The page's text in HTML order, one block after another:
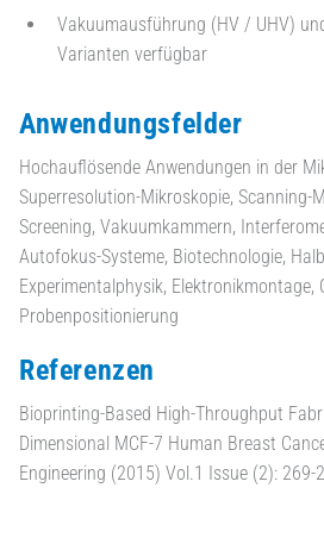
Vakuumausführung (HV / UHV)
Varianten verfügbar
Anwendungsfelder
Hochauflösende Anwendungen in der
Superresolution-Mikroskopie, Scanning-
Screening, Vakuumkammern,
Autofokus-Systeme, Biotechnologie,
Experimentalphysik, Elektronikmontage,
Probenpositionierung
Referenzen
Bioprinting-Based High-Throughput
Dimensional MCF-7 Human Breast
Engineering (2015) Vol.1 Issue (2): 269-